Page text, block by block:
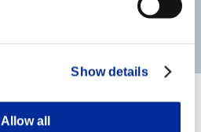
Show details
Allow all